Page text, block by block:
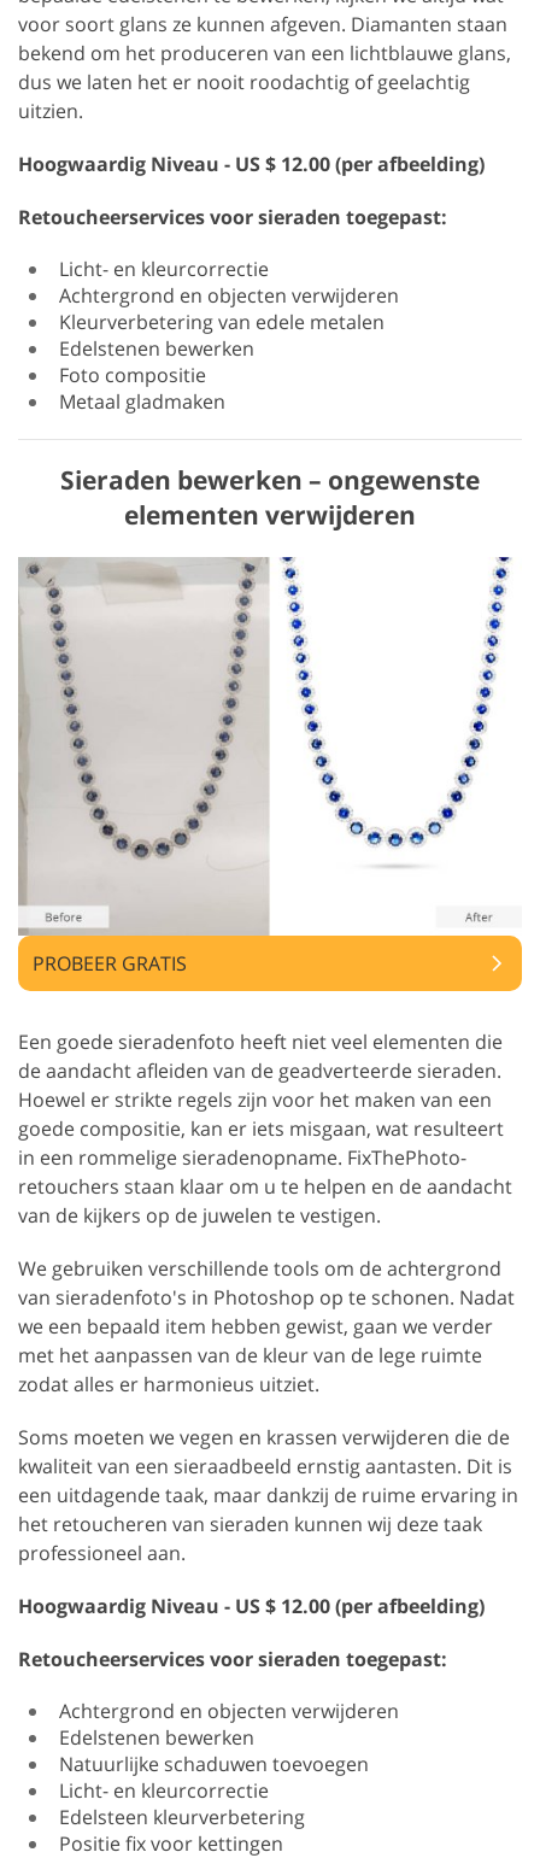
voor soort glans ze kunnen afgeven. Diamanten staan
bekend om het produceren van een lichtblauwe glans,
dus we laten het er nooit roodachtig of geelachtig
uitzien.
Hoogwaardig Niveau - US $ 12.00 (per afbeelding)
Retoucheerservices voor sieraden toegepast:
Licht- en kleurcorrectie
Achtergrond en objecten verwijderen
Kleurverbetering van edele metalen
Edelstenen bewerken
Foto compositie
Metaal gladmaken
Sieraden bewerken – ongewenste
elementen verwijderen
PROBEER GRATIS
Een goede sieradenfoto heeft niet veel elementen die
de aandacht afleiden van de geadverteerde sieraden.
Hoewel er strikte regels zijn voor het maken van een
goede compositie, kan er iets misgaan, wat resulteert
in een rommelige sieradenopname. FixThePhoto-
retouchers staan klaar om u te helpen en de aandacht
van de kijkers op de juwelen te vestigen.
We gebruiken verschillende tools om de achtergrond
van sieradenfoto's in Photoshop op te schonen. Nadat
we een bepaald item hebben gewist, gaan we verder
met het aanpassen van de kleur van de lege ruimte
zodat alles er harmonieus uitziet.
Soms moeten we vegen en krassen verwijderen die de
kwaliteit van een sieraadbeeld ernstig aantasten. Dit is
een uitdagende taak, maar dankzij de ruime ervaring in
het retoucheren van sieraden kunnen wij deze taak
professioneel aan.
Hoogwaardig Niveau - US $ 12.00 (per afbeelding)
Retoucheerservices voor sieraden toegepast:
Achtergrond en objecten verwijderen
Edelstenen bewerken
Natuurlijke schaduwen toevoegen
Licht- en kleurcorrectie
Edelsteen kleurverbetering
Positie fix voor kettingen